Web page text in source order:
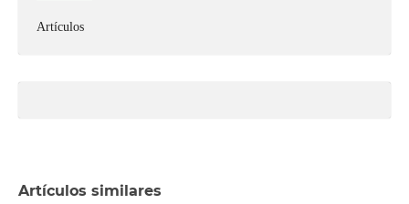
Artículos
Artículos similares